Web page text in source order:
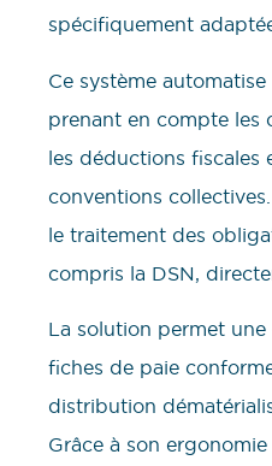
spécifiquement
Ce système
prenant en compte les
les déductions fiscales
conventions
le traitement des
compris la DSN,
La solution permet
fiches de paie
distribution
Grâce à son